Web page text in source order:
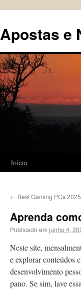
conteúdo
Apostas e
Início
← Best Gaming PCs 2025
Aprenda
Publicado em junho 4,
Neste site,
e explorar conteúdos
desenvolvimento
pano. Se sim, lave